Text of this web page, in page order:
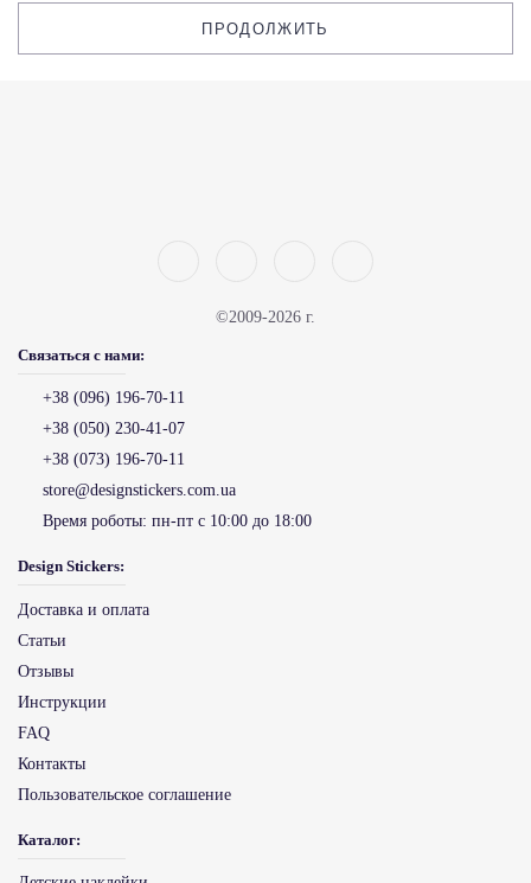
ПРОДОЛЖИТЬ
©2009-2026 г.
Связаться с нами:
+38 (096) 196-70-11
+38 (050) 230-41-07
+38 (073) 196-70-11
store@designstickers.com.ua
Время роботы: пн-пт с 10:00 до 18:00
Design Stickers:
Доставка и оплата
Статьи
Отзывы
Инструкции
FAQ
Контакты
Пользовательское соглашение
Каталог: